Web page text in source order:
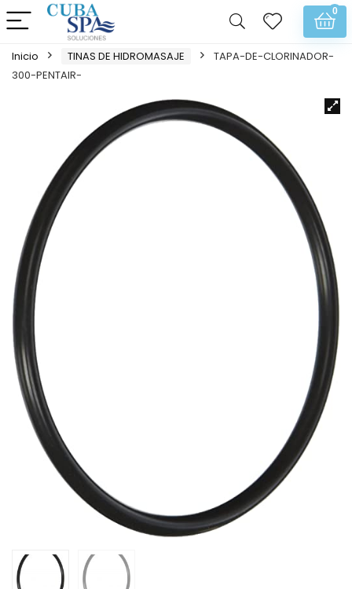
0
Inicio TINAS DE HIDROMASAJE
TAPA-DE-CLORINADOR-
300-PENTAIR-